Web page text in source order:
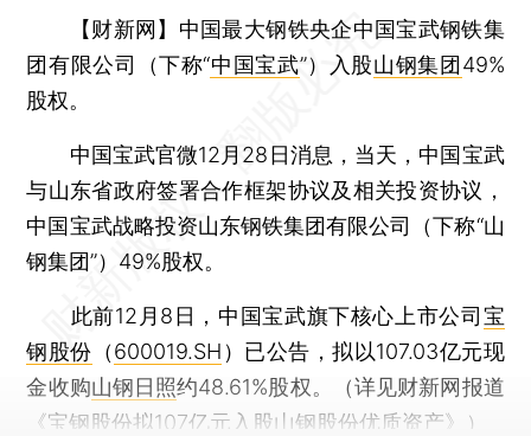
【财新网】 中国最大钢铁央企中国宝武钢铁集
团有限公司（下称“中国宝武”）入股山钢集团 49%
股权。
中国宝武官微12月28日消息，当天，中国宝武
与山东省政府签署合作框架协议及相关投资协议，
中国宝武战略投资山东钢铁集团有限公司（下称“山
钢集团”）49%股权。
此前12月8日，中国宝武旗下核心上市公司 宝
钢股份 （600019.SH ）已公告，拟以107.03亿元现
金收购山钢日照约48.61%股权。（详见财新网报道
《宝钢股份拟107亿元入股山钢股份优质资产》）